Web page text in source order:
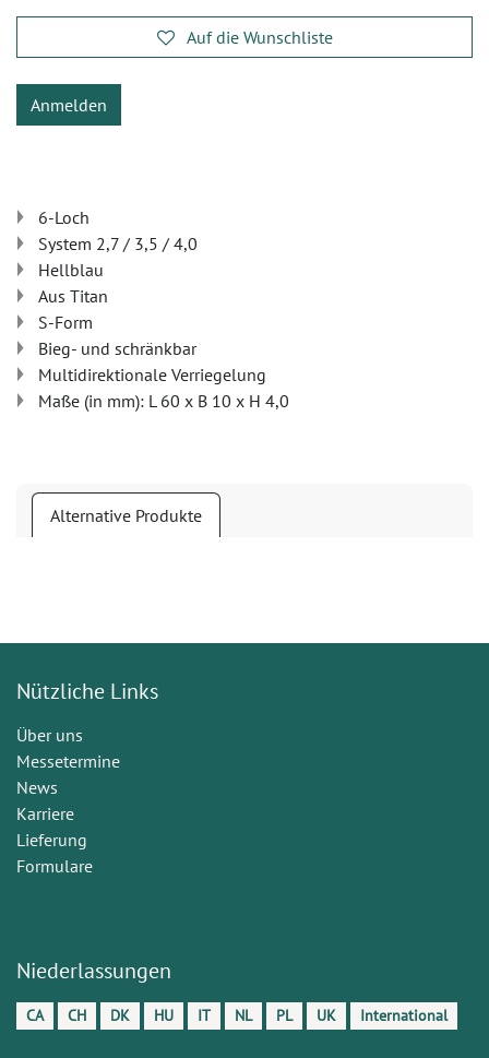
Auf die Wunschliste
Anmelden
6-Loch
System 2,7 / 3,5 / 4,0
Hellblau
Aus Titan
S-Form
Bieg- und schränkbar
Multidirektionale Verriegelung
Maße (in mm): L 60 x B 10 x H 4,0
Alternative Produkte
Nützliche Links
Über uns
Messetermine
News
Karriere
Lieferung
Formulare
Niederlassungen
CA CH DK HU IT NL PL UK International